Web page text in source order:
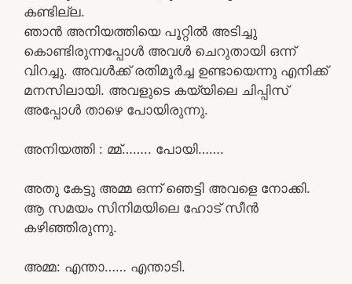
കണ്ടില്ല.
ഞാൻ അനിയത്തിയെ പൂറ്റിൽ അടിച്ചു
കൊണ്ടിരുന്നപ്പോൾ അവൾ ചെറുതായി ഒന്ന്
വിറച്ചു. അവൾക്ക് രതിമൂർച്ച ഉണ്ടായെന്നു എനിക്ക്
മനസിലായി. അവളുടെ കയ്യിലെ ചിപ്പിസ്
അപ്പോൾ താഴെ പോയിരുന്നു.
അനിയത്തി : മ്മ്…….. പോയി…….
അതു കേട്ടു അമ്മ ഒന്ന് ഞെട്ടി അവളെ നോക്കി.
ആ സമയം സിനിമയിലെ ഹോട് സീൻ
കഴിഞ്ഞിരുന്നു.
അമ്മ: എന്താ…… എന്താടി.